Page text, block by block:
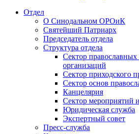
Отдел
О Синодальном ОРОиК
Святейший Патриарх
Председатель отдела
Структура отдела
Сектор
организаций
Сектор приходского
Сектор основ
Канцелярия
Сектор мероприятий
Юридическая служба
Экспертный совет
Пресс-служба